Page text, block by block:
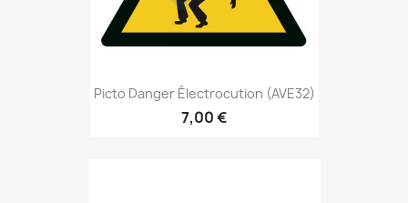
Picto Danger Électrocution (AVE32)
7,00 €